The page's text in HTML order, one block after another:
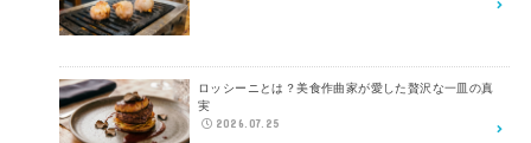
ロッシーニとは？美食作曲家が愛した贅沢な一皿の真
実
2026.07.25